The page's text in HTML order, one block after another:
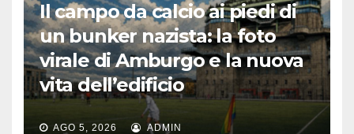
Il campo da calcio ai piedi di
un bunker nazista: la foto
virale di Amburgo e la nuova
vita dell’edificio
AGO 5, 2026 ADMIN